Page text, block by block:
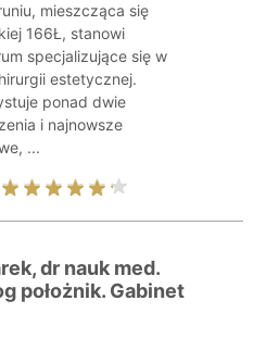
mieszcząca się
166Ł, stanowi
specjalizujące się w
estetycznej.
ponad dwie
i najnowsze
...
dr nauk med.
położnik. Gabinet